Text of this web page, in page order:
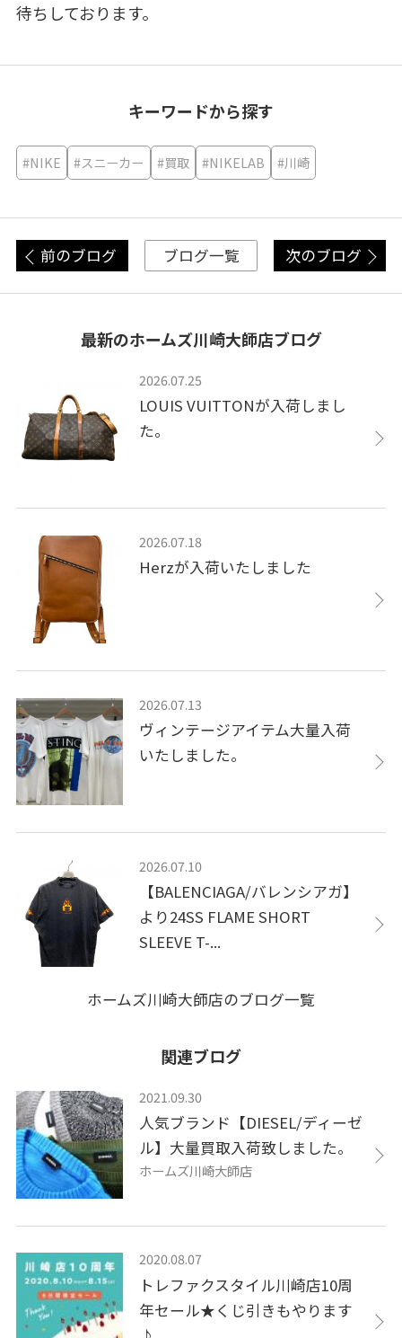
待ちしております。
キーワードから探す
#NIKE #スニーカー #買取 #NIKELAB #川崎
前のブログ ブログ一覧 次のブログ
最新のホームズ川崎大師店ブログ
2026.07.25
LOUIS VUITTONが入荷しまし
た。
2026.07.18
Herzが入荷いたしました
2026.07.13
ヴィンテージアイテム大量入荷
いたしました。
2026.07.10
【BALENCIAGA/バレンシアガ】
より24SS FLAME SHORT
SLEEVE T-...
ホームズ川崎大師店のブログ一覧
関連ブログ
2021.09.30
人気ブランド【DIESEL/ディーゼ
ル】大量買取入荷致しました。
ホームズ川崎大師店
2020.08.07
トレファクスタイル川崎店10周
年セール★くじ引きもやります